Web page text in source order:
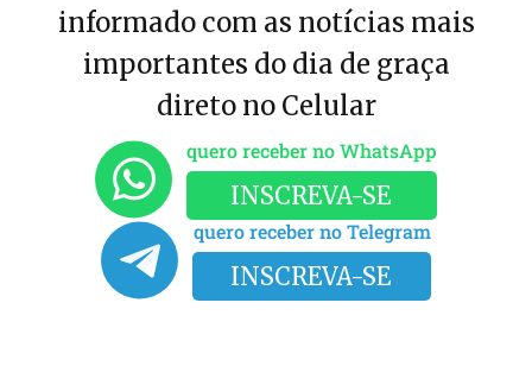
informado com as notícias mais
importantes do dia de graça
direto no Celular
quero receber no WhatsApp
INSCREVA-SE
quero receber no Telegram
INSCREVA-SE